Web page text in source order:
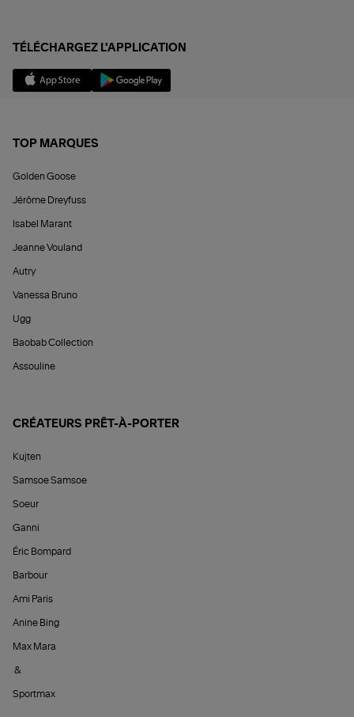
TÉLÉCHARGEZ L'APPLICATION
TOP MARQUES
Golden Goose
Jérôme Dreyfuss
Isabel Marant
Jeanne Vouland
Autry
Vanessa Bruno
Ugg
Baobab Collection
Assouline
CRÉATEURS PRÊT-À-PORTER
Kujten
Samsoe Samsoe
Soeur
Ganni
Éric Bompard
Barbour
Ami Paris
Anine Bing
Max Mara
&
Sportmax